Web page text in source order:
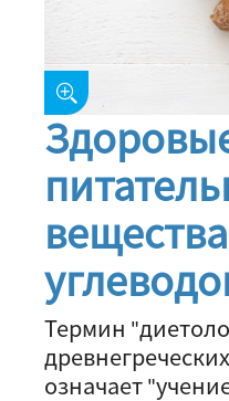
Термин
древнегреческих
означает